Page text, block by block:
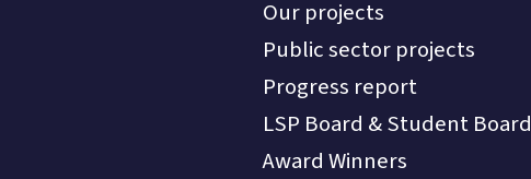
Our projects
Public sector projects
Progress report
LSP Board & Student Board
Award Winners